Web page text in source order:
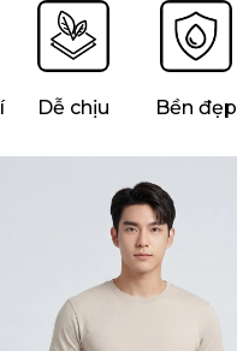
Dễ chịu Bền đẹp